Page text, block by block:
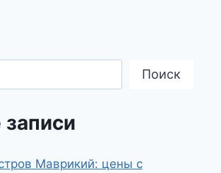
Поиск
Маврикий: цены с